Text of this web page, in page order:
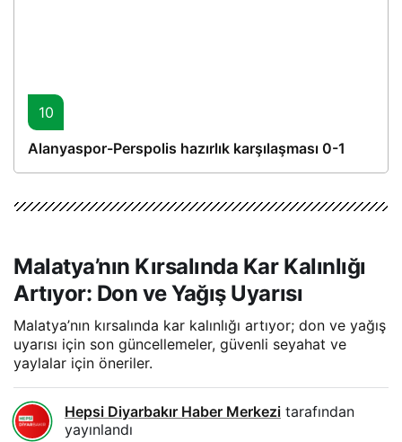
10
Alanyaspor-Perspolis hazırlık karşılaşması 0-1
Malatya’nın Kırsalında Kar Kalınlığı
Artıyor: Don ve Yağış Uyarısı
Malatya’nın kırsalında kar kalınlığı artıyor; don ve yağış
uyarısı için son güncellemeler, güvenli seyahat ve
yaylalar için öneriler.
Hepsi Diyarbakır Haber Merkezi tarafından
yayınlandı